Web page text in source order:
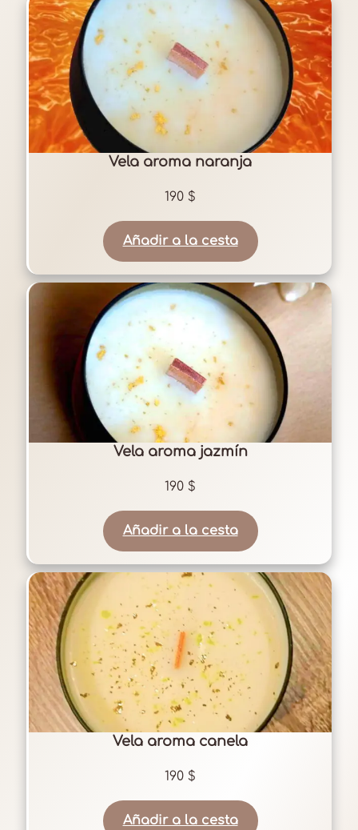
Vela aroma naranja
190 $
Añadir a la cesta
Vela aroma jazmín
190 $
Añadir a la cesta
Vela aroma canela
190 $
Añadir a la cesta